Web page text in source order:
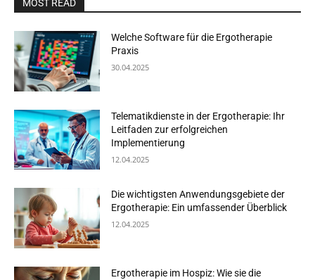
MOST READ
Welche Software für die Ergotherapie
Praxis
30.04.2025
Telematikdienste in der Ergotherapie: Ihr
Leitfaden zur erfolgreichen
Implementierung
12.04.2025
Die wichtigsten Anwendungsgebiete der
Ergotherapie: Ein umfassender Überblick
12.04.2025
Ergotherapie im Hospiz: Wie sie die